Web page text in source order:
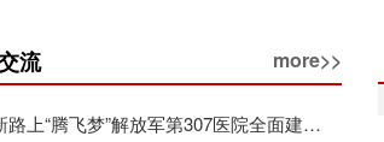
流 more>>
创新路上“腾飞梦”解放军第307医院全面建设续写辉煌巡礼